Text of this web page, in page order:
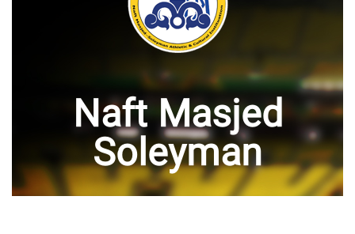
Naft Masjed
Soleyman